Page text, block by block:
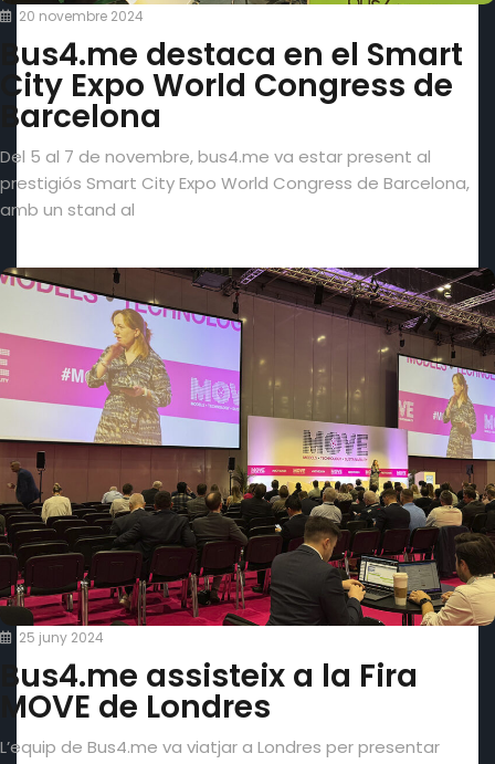
20 novembre 2024
Bus4.me destaca en el Smart
City Expo World Congress de
Barcelona
Del 5 al 7 de novembre, bus4.me va estar present al
prestigiós Smart City Expo World Congress de Barcelona,
amb un stand al
25 juny 2024
Bus4.me assisteix a la Fira
MOVE de Londres
L’equip de Bus4.me va viatjar a Londres per presentar